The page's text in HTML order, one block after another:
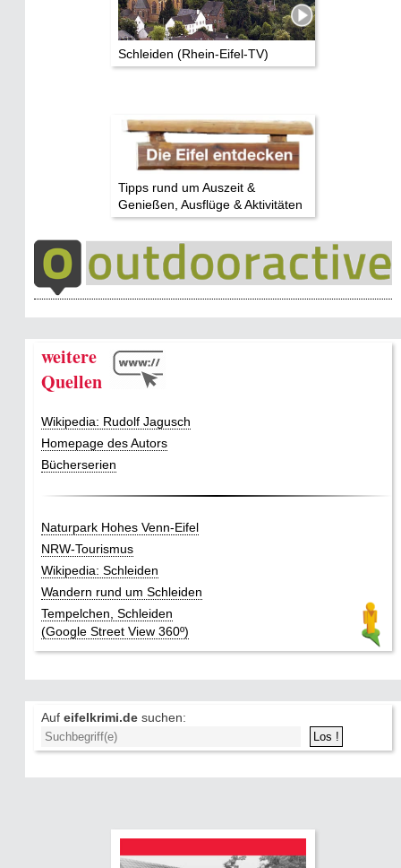
Schleiden (Rhein-Eifel-TV)
Tipps rund um Auszeit &
Genießen, Ausflüge & Aktivitäten
weitere
Quellen
Wikipedia: Rudolf Jagusch
Homepage des Autors
Bücherserien
Naturpark Hohes Venn-Eifel
NRW-Tourismus
Wikipedia: Schleiden
Wandern rund um Schleiden
Tempelchen, Schleiden
(Google Street View 360º)
Auf eifelkrimi.de suchen: